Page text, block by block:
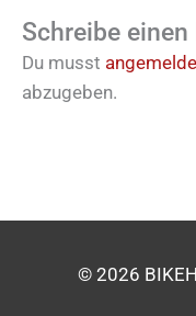
Schreibe
Du musst
abzugeben.
© 2026